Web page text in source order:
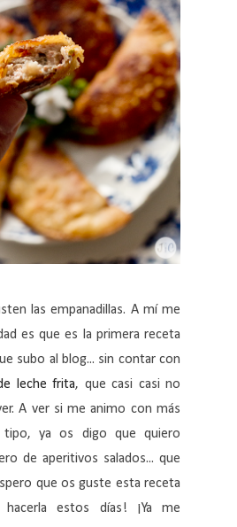
las empanadillas. A mí me
es que es la primera receta
subo al blog... sin contar con
leche frita, que casi casi no
A ver si me animo con más
ya os digo que quiero
de aperitivos salados... que
que os guste esta receta
estos días! ¡Ya me